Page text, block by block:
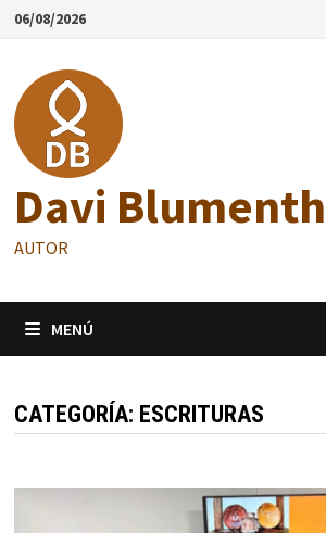
Saltar
contenido
06/08/2026
Davi
AUTOR
MENÚ
CATEGORÍA: ESCRITURAS